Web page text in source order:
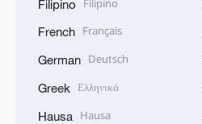
Filipino
French Français
German Deutsch
Greek Ελληνικά
Hausa Hausa